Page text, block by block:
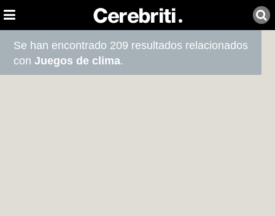
Se han encontrado 209 resultados relacionados
conJuegos de clima.